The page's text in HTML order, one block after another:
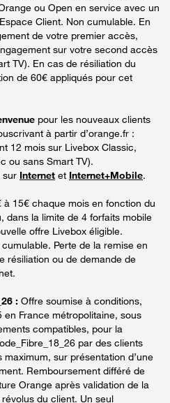
ou Open en service avec un
Client. Non cumulable. En
de votre premier accès,
sur votre second accès
TV). En cas de résiliation du
de 60€ appliqués pour cet
pour les nouveaux clients
à partir d’orange.fr :
12 mois sur Livebox Classic,
ou sans Smart TV).
sur Internet et Internet+Mobile.
à 15€ chaque mois en fonction du
dans la limite de 4 forfaits mobile
offre Livebox éligible.
Perte de la remise en
résiliation ou de demande de
: Offre soumise à conditions,
France métropolitaine, sous
compatibles, pour la
par des clients
sur présentation d’une
Remboursement différé de
Orange après validation de la
du client. Un seul